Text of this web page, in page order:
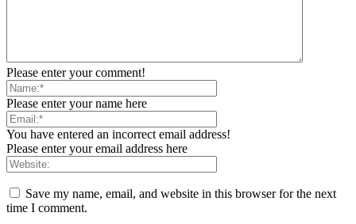
Please enter your comment!
Please enter your name here
You have entered an incorrect email address!
Please enter your email address here
Save my name, email, and website in this browser for the next
time I comment.